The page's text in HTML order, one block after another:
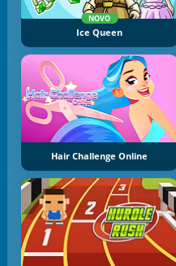
NOVO
Ice Queen
Hair Challenge Online